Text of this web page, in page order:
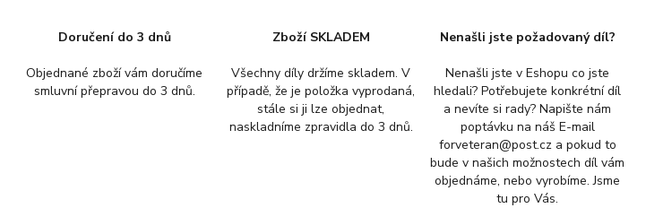
Doručení do 3 dnů
Objednané zboží vám doručíme
smluvní přepravou do 3 dnů.
Zboží SKLADEM
Všechny díly držíme skladem. V
případě, že je položka vyprodaná,
stále si ji lze objednat,
naskladníme zpravidla do 3 dnů.
Nenašli jste požadovaný díl?
Nenašli jste v Eshopu co jste
hledali? Potřebujete konkrétní díl
a nevíte si rady? Napište nám
poptávku na náš E-mail
forveteran@post.cz a pokud to
bude v našich možnostech díl vám
objednáme, nebo vyrobíme. Jsme
tu pro Vás.